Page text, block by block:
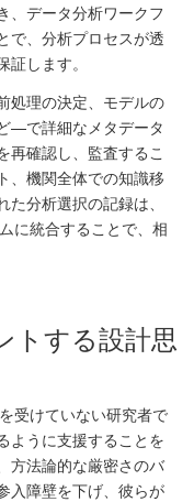
、データ分析ワークフ
で、分析プロセスが透
します。
処理の決定、モデルの
—で詳細なメタデータ
再確認し、監査するこ
、機関全体での知識移
分析選択の記録は、
に統合することで、相
トする設計思
受けていない研究者で
ように支援することを
方法論的な厳密さのバ
入障壁を下げ、彼らが